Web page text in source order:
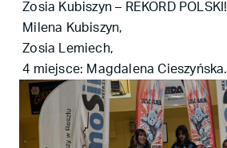
Zosia Kubiszyn – REKORD
Milena Kubiszyn,
Zosia Lemiech,
4 miejsce: Magdalena Cieszyńska.